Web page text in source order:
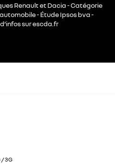
Renault et Dacia - Catégorie
- Étude Ipsos bva -
sur escda.fr
3G